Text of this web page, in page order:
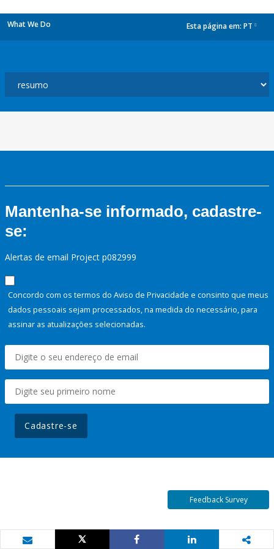
What We Do Esta página em: PT
Mantenha-se informado, cadastre-
se:
Alertas de email Project p082999
Concordo com os termos do Aviso de Privacidade e consinto que meus
dados pessoais sejam processados, na medida do necessário, para
assinar as atualizações selecionadas.
Cadastre-se
Feedback Survey